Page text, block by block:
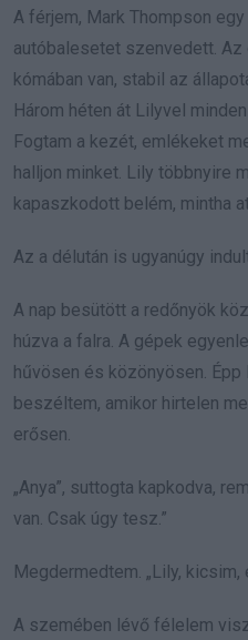
A férjem, Mark Thompson
autóbalesetet szenvedett. Az
kómában van, stabil az
Három héten át Lilyvel
Fogtam a kezét, emlékeket
halljon minket. Lily többnyire
kapaszkodott belém, mintha
Az a délután is ugyanúgy
A nap besütött a redőnyök
húzva a falra. A gépek
hűvösen és közönyösen.
beszéltem, amikor hirtelen
erősen.
„Anya”, suttogta kapkodva,
van. Csak úgy tesz.”
Megdermedtem. „Lily, kicsim,
A szemében lévő félelem